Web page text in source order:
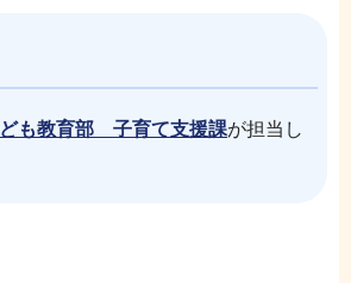
も教育部 子育て支援課が担当し